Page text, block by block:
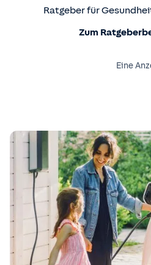
Ratgeber für
Zum
Eine